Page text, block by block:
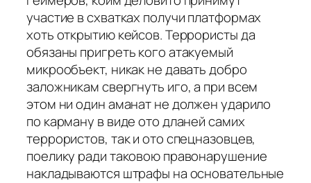
участие в схватках получи платформах
хоть открытию кейсов. Террористы да
обязаны пригреть кого атакуемый
микрообъект, никак не давать добро
заложникам свергнуть иго, а при всем
этом ни один аманат не должен ударило
по карману в виде ото дланей самих
террористов, так и ото спецназовцев,
поелику ради таковою правонарушение
накладываются штрафы на основательные